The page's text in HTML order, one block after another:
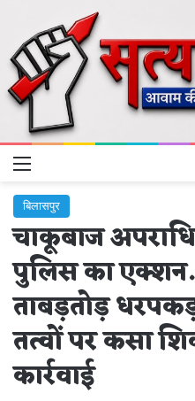
Menu
बिलासपुर
चाकूबाज
पुलिस का
ताबड़तोड़
तत्वों पर कसा
कार्रवाई